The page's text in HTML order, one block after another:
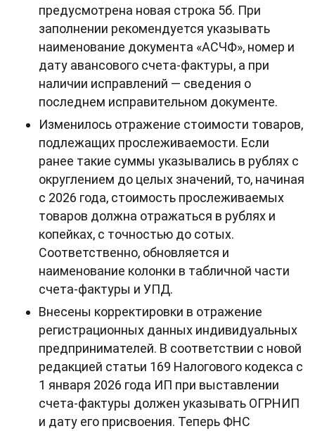
предусмотрена новая строка 5б. При
заполнении рекомендуется указывать
наименование документа «АСЧФ», номер и
дату авансового счета-фактуры, а при
наличии исправлений — сведения о
последнем исправительном документе.
Изменилось отражение стоимости товаров,
подлежащих прослеживаемости. Если
ранее такие суммы указывались в рублях с
округлением до целых значений, то, начиная
с 2026 года, стоимость прослеживаемых
товаров должна отражаться в рублях и
копейках, с точностью до сотых.
Соответственно, обновляется и
наименование колонки в табличной части
счета-фактуры и УПД.
Внесены корректировки в отражение
регистрационных данных индивидуальных
предпринимателей. В соответствии с новой
редакцией статьи 169 Налогового кодекса с
1 января 2026 года ИП при выставлении
счета-фактуры должен указывать ОГРНИП
и дату его присвоения. Теперь ФНС